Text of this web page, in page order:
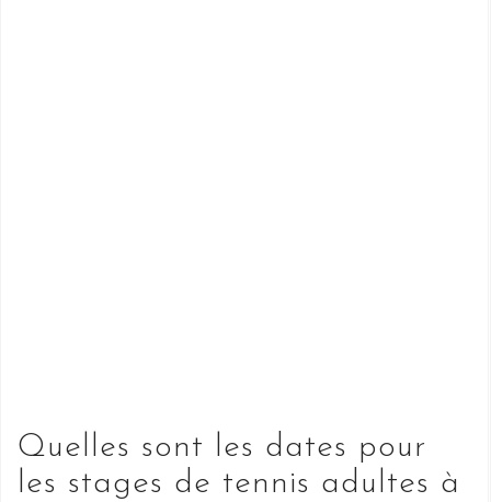
Quelles sont les dates pour
les stages de tennis adultes à